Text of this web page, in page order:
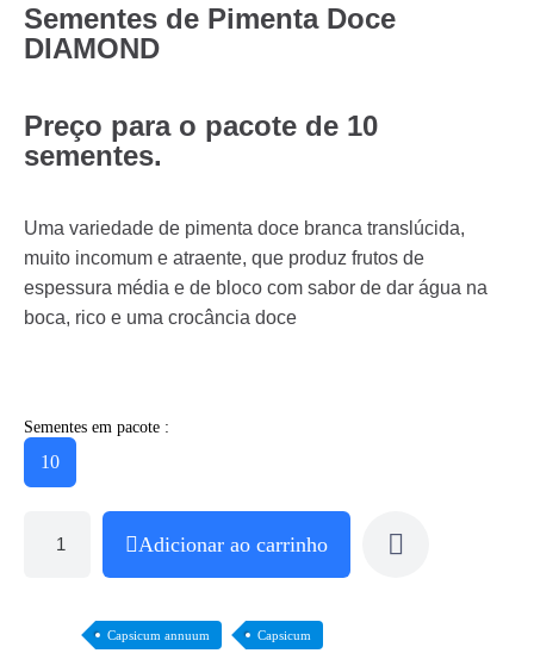
Sementes de Pimenta Doce
DIAMOND
Preço para o pacote de 10
sementes.
Uma variedade de pimenta doce branca translúcida,
muito incomum e atraente, que produz frutos de
espessura média e de bloco com sabor de dar água na
boca, rico e uma crocância doce
Sementes em pacote :
10
Adicionar ao carrinho
Capsicum annuum Capsicum